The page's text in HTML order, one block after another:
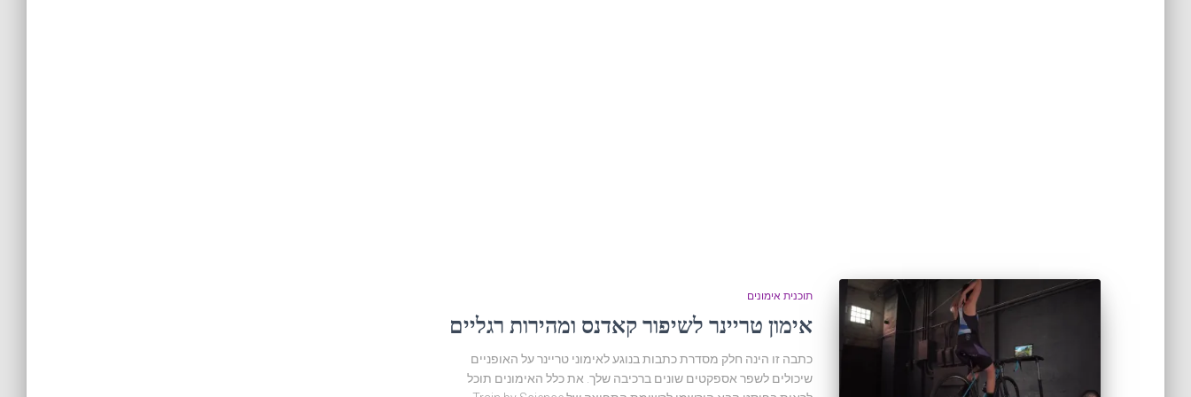
תוכנית אימונים
אימון טריינר לשיפור קאדנס ומהירות רגליים
כתבה זו הינה חלק מסדרת כתבות בנוגע לאימוני טריינר על האופניים
שיכולים לשפר אספקטים שונים ברכיבה שלך. את כלל האימונים תוכל